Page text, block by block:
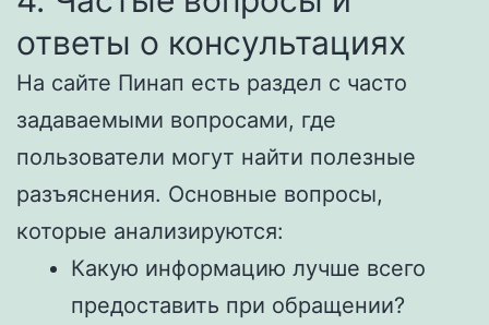
ответы о консультациях
На сайте Пинап есть раздел с часто
задаваемыми вопросами, где
пользователи могут найти полезные
разъяснения. Основные вопросы,
которые анализируются:
Какую информацию лучше всего
предоставить при обращении?